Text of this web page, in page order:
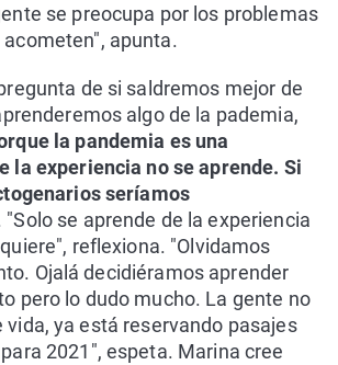
se preocupa por los problemas
apunta.
de si saldremos mejor de
algo de la pademia,
la pandemia es una
la experiencia no se aprende. Si
seríamos
"Solo se aprende de la experiencia
reflexiona. "Olvidamos
Ojalá decidiéramos aprender
pero lo dudo mucho. La gente no
vida, ya está reservando pasajes
2021", espeta. Marina cree